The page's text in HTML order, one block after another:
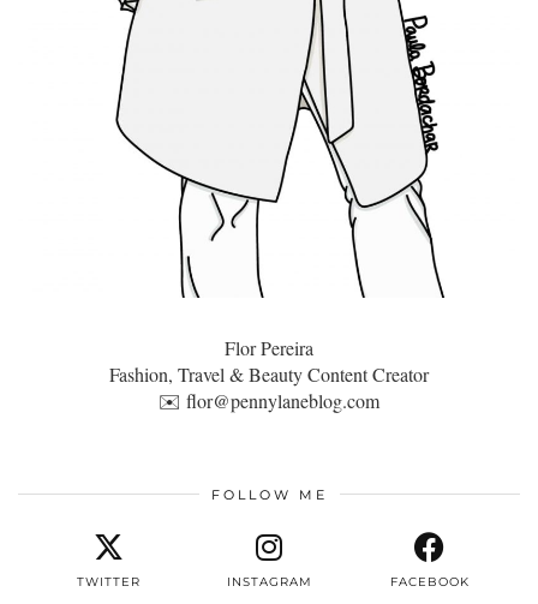
Flor Pereira
Fashion, Travel & Beauty Content Creator
✉️ flor@pennylaneblog.com
FOLLOW ME
TWITTER INSTAGRAM FACEBOOK